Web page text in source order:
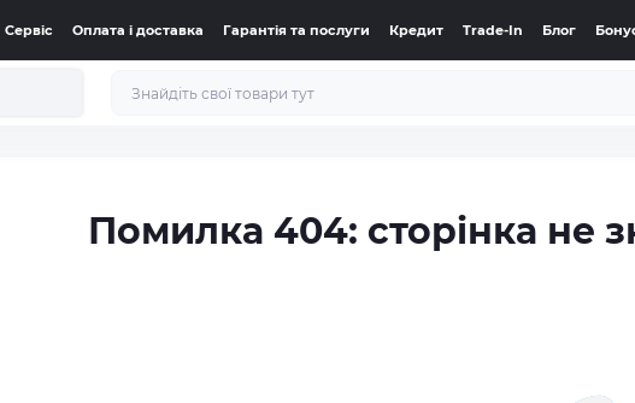
Сервіс Оплата і доставка Гарантія та послуги Кредит Trade-In Блог
Помилка 404: сторінка не